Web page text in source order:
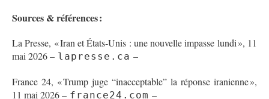
Sources & références :
La Presse, « Iran et États‑Unis : une nouvelle impasse lundi », 11
mai 2026 – lapresse.ca –
France 24, « Trump juge “inacceptable” la réponse iranienne »,
11 mai 2026 – france24.com –